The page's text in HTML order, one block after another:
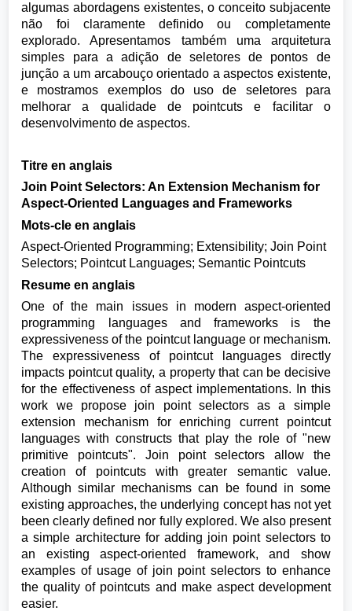
algumas abordagens existentes, o conceito subjacente
não foi claramente definido ou completamente
explorado. Apresentamos também uma arquitetura
simples para a adição de seletores de pontos de
junção a um arcabouço orientado a aspectos existente,
e mostramos exemplos do uso de seletores para
melhorar a qualidade de pointcuts e facilitar o
desenvolvimento de aspectos.
Titre en anglais
Join Point Selectors: An Extension Mechanism for
Aspect-Oriented Languages and Frameworks
Mots-cle en anglais
Aspect-Oriented Programming; Extensibility; Join Point
Selectors; Pointcut Languages; Semantic Pointcuts
Resume en anglais
One of the main issues in modern aspect-oriented
programming languages and frameworks is the
expressiveness of the pointcut language or mechanism.
The expressiveness of pointcut languages directly
impacts pointcut quality, a property that can be decisive
for the effectiveness of aspect implementations. In this
work we propose join point selectors as a simple
extension mechanism for enriching current pointcut
languages with constructs that play the role of "new
primitive pointcuts". Join point selectors allow the
creation of pointcuts with greater semantic value.
Although similar mechanisms can be found in some
existing approaches, the underlying concept has not yet
been clearly defined nor fully explored. We also present
a simple architecture for adding join point selectors to
an existing aspect-oriented framework, and show
examples of usage of join point selectors to enhance
the quality of pointcuts and make aspect development
easier.